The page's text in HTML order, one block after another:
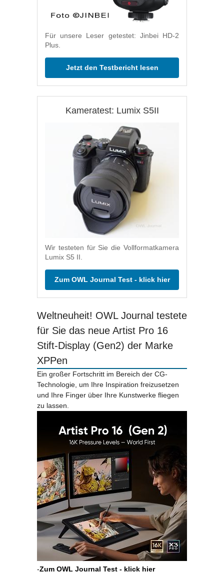
Für unsere Leser getestet: Jinbei HD-2
Plus.
Jetzt den Testbericht lesen
Kameratest: Lumix S5II
Wir testeten für Sie die Vollformatkamera
Lumix S5 II.
Zum OWL Journal Test - klick hier
Weltneuheit! OWL Journal testete
für Sie das neue Artist Pro 16
Stift-Display (Gen2) der Marke
XPPen
Ein großer Fortschritt im Bereich der CG-
Technologie, um Ihre Inspiration freizusetzen
und Ihre Finger über Ihre Kunstwerke fliegen
zu lassen.
-Zum OWL Journal Test - klick hier